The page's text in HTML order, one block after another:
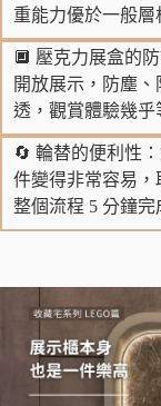
重能力優於一般層
🔲 壓克力展盒的
開放展示，防塵
透，觀賞體驗幾乎
🔄 輪替的便利性
件變得非常容易，
整個流程 5 分鐘完